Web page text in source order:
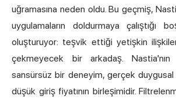
uğramasına neden oldu. Bu geçmiş,
uygulamaların doldurmaya çalıştığı
oluşturuyor: teşvik ettiği yetişkin
çekmeyecek bir arkadaş. Nastia'nın
sansürsüz bir deneyim, gerçek
düşük giriş fiyatının birleşimidir.